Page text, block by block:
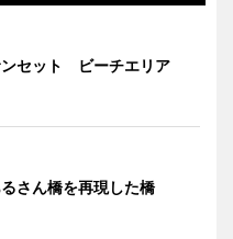
ンセット ビーチエリア
さん橋を再現した橋